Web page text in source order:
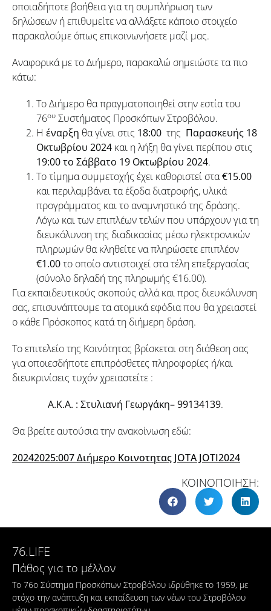
οποιαδήποτε βοήθεια για τη συμπλήρωση των
δηλώσεων ή επιθυμείτε να αλλάξετε κάποιο στοιχείο
παρακαλούμε όπως επικοινωνήσετε μαζί μας.
Αναφορικά με το Διήμερο, παρακαλώ σημειώστε τα πιο
κάτω:
Το Διήμερο θα πραγματοποιηθεί στην εστία του
76ου Συστήματος Προσκόπων Στροβόλου.
Η έναρξη θα γίνει στις 18:00 της Παρασκευής 18
Οκτωβρίου 2024 και η λήξη θα γίνει περίπου στις
19:00 το Σάββατο 19 Οκτωβρίου 2024.
Το τίμημα συμμετοχής έχει καθοριστεί στα€15.00
και περιλαμβάνει τα έξοδα διατροφής, υλικά
προγράμματος και το αναμνηστικό της δράσης.
Λόγω και των επιπλέων τελών που υπάρχουν για τη
διευκόλυνση της διαδικασίας μέσω ηλεκτρονικών
πληρωμών θα κληθείτε να πληρώσετε επιπλέον
€1.00το οποίο αντιστοιχεί στα τέλη επεξεργασίας
(σύνολο δηλαδή της πληρωμής €16.00).
Για εκπαιδευτικούς σκοπούς αλλά και προς διευκόλυνση
σας, επισυνάπτουμε τα ατομικά εφόδια που θα χρειαστεί
ο κάθε Πρόσκοπος κατά τη διήμερη δράση.
Το επιτελείο της Κοινότητας βρίσκεται στη διάθεση σας
για οποιεσδήποτε επιπρόσθετες πληροφορίες ή/και
διευκρινίσεις τυχόν χρειαστείτε :
Α.Κ.Α. : Στυλιανή Γεωργάκη– 99134139.
Θα βρείτε αυτούσια την ανακοίνωση εδώ:
20242025:007 Διήμερο Κοινοτητας JOTA JOTI2024
ΚΟΙΝΟΠΟΙΗΣΗ:
76.LIFE
Πάθος για το μέλλον
Το 76ο Σύστημα Προσκόπων Στροβόλου ιδρύθηκε το 1959, με
στόχο την ανάπτυξη και εκπαίδευση των νέων του Στροβόλου